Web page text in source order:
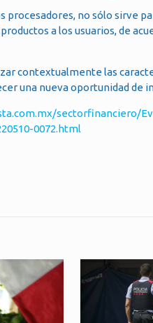
procesadores, no sólo sirve
a los usuarios, de
contextualmente las
una nueva oportunidad de
sectorfinanciero/
0072.html